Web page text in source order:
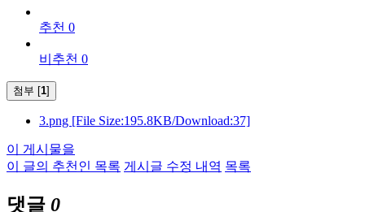
추천 0
비추천 0
첨부 [1]
3.png [File Size:195.8KB/Download:37]
이 게시물을
이 글의 추천인 목록 게시글 수정 내역 목록
댓글 0